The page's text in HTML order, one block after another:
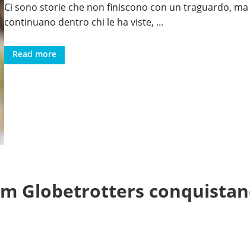
Ci sono storie che non finiscono con un traguardo, ma
continuano dentro chi le ha viste, ...
Read more
Globetrotters